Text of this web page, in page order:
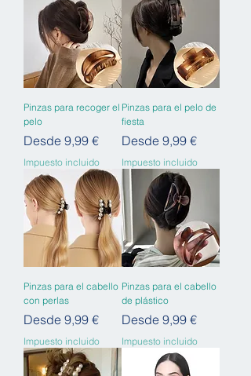
Pinzas para recoger el
pelo
Desde 9,99 €
Precio de oferta
Impuesto incluido
Pinzas para el pelo de
fiesta
Desde 9,99 €
Precio de oferta
Impuesto incluido
Pinzas para el cabello
con perlas
Desde 9,99 €
Precio de oferta
Impuesto incluido
Pinzas para el cabello
de plástico
Desde 9,99 €
Precio de oferta
Impuesto incluido